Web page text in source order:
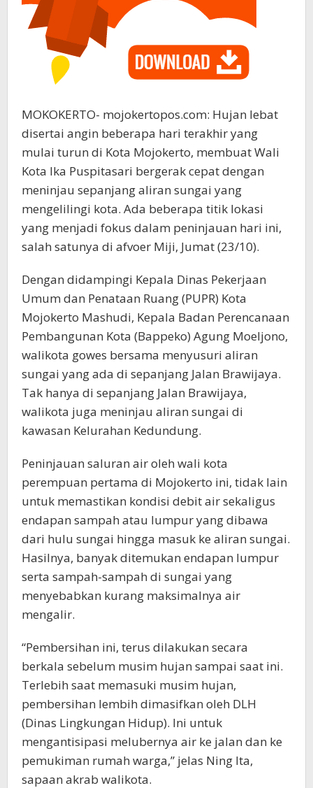
MOKOKERTO- mojokertopos.com: Hujan lebat
disertai angin beberapa hari terakhir yang
mulai turun di Kota Mojokerto, membuat Wali
Kota Ika Puspitasari bergerak cepat dengan
meninjau sepanjang aliran sungai yang
mengelilingi kota. Ada beberapa titik lokasi
yang menjadi fokus dalam peninjauan hari ini,
salah satunya di afvoer Miji, Jumat (23/10).
Dengan didampingi Kepala Dinas Pekerjaan
Umum dan Penataan Ruang (PUPR) Kota
Mojokerto Mashudi, Kepala Badan Perencanaan
Pembangunan Kota (Bappeko) Agung Moeljono,
walikota gowes bersama menyusuri aliran
sungai yang ada di sepanjang Jalan Brawijaya.
Tak hanya di sepanjang Jalan Brawijaya,
walikota juga meninjau aliran sungai di
kawasan Kelurahan Kedundung.
Peninjauan saluran air oleh wali kota
perempuan pertama di Mojokerto ini, tidak lain
untuk memastikan kondisi debit air sekaligus
endapan sampah atau lumpur yang dibawa
dari hulu sungai hingga masuk ke aliran sungai.
Hasilnya, banyak ditemukan endapan lumpur
serta sampah-sampah di sungai yang
menyebabkan kurang maksimalnya air
mengalir.
“Pembersihan ini, terus dilakukan secara
berkala sebelum musim hujan sampai saat ini.
Terlebih saat memasuki musim hujan,
pembersihan lembih dimasifkan oleh DLH
(Dinas Lingkungan Hidup). Ini untuk
mengantisipasi melubernya air ke jalan dan ke
pemukiman rumah warga,” jelas Ning Ita,
sapaan akrab walikota.